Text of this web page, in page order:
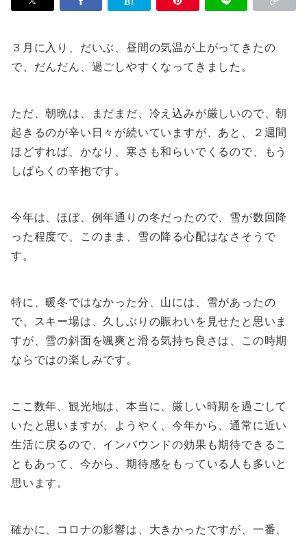
３月に入り、だいぶ、昼間の気温が上がってきたの
で、だんだん、過ごしやすくなってきました。
ただ、朝晩は、まだまだ、冷え込みが厳しいので、朝
起きるのが辛い日々が続いていますが、あと、２週間
ほどすれば、かなり、寒さも和らいでくるので、もう
しばらくの辛抱です。
今年は、ほぼ、例年通りの冬だったので、雪が数回降
った程度で、このまま、雪の降る心配はなさそうで
す。
特に、暖冬ではなかった分、山には、雪があったの
で、スキー場は、久しぶりの賑わいを見せたと思いま
すが、雪の斜面を颯爽と滑る気持ち良さは、この時期
ならではの楽しみです。
ここ数年、観光地は、本当に、厳しい時期を過ごして
いたと思いますが、ようやく、今年から、通常に近い
生活に戻るので、インバウンドの効果も期待できるこ
ともあって、今から、期待感をもっている人も多いと
思います。
確かに、コロナの影響は、大きかったですが、一番、